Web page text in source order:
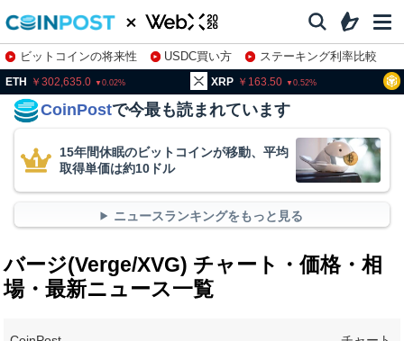
ビットコインの将来性 USDC買い方
ステーキング利率比較
株特集・関連銘柄
0.02 163.50 0.52
CoinPostで今最も読まれています
15年間休眠のビットコインが移動、平均
取得単価は約10ドル
ニュースランキングをもっと見る
バージ(Verge/XVG) チャート・価格・相
場・最新ニュース一覧